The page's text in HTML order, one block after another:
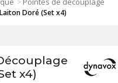
>
Doré (Set x4)
x4)